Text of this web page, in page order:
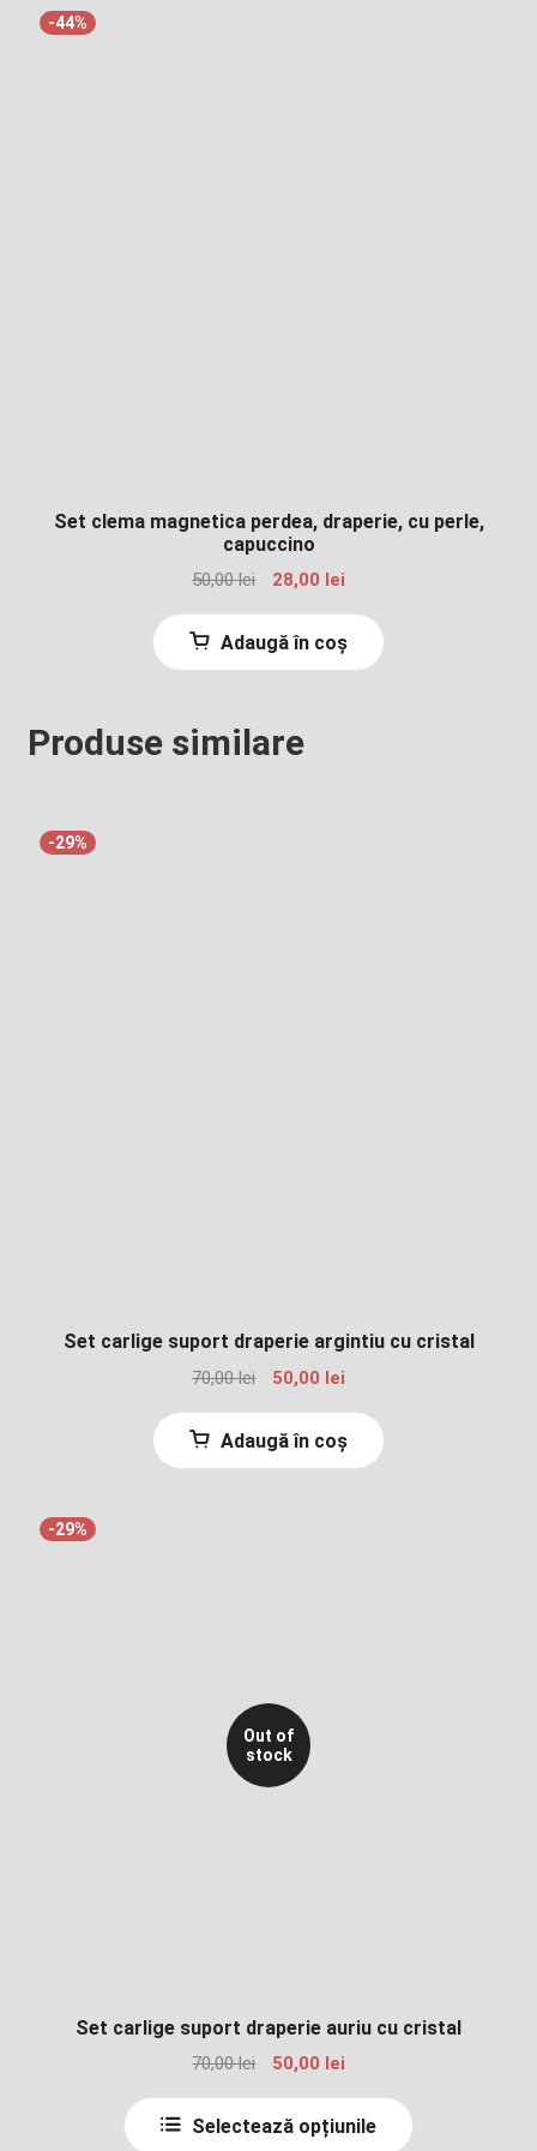
-44%
Set clema magnetica perdea, draperie, cu perle,
capuccino
50,00lei
Prețul
a
fost:
28,00 leiPrețul
este:
28,00 lei.
Adaugă în coș
Produse similare
-29%
Set carlige suport draperie argintiu cu cristal
70,00lei
Prețul
a
fost:
50,00 leiPrețul
este:
50,00 lei.
Adaugă în coș
Out of
stock
-29%
Set carlige suport draperie auriu cu cristal
70,00lei
Prețul
a
50,00 leiPrețul
este:
Selectează opțiunile